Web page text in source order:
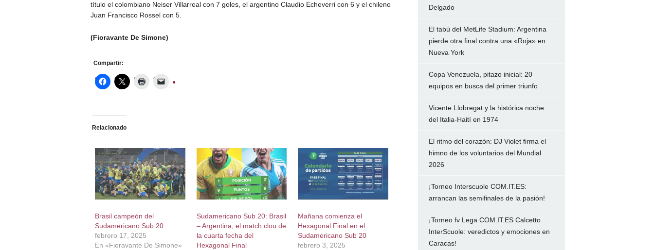
título el colombiano Neiser Villarreal con 7 goles, el argentino Claudio Echeverri con 6 y el chileno
Juan Francisco Rossel con 5.
(Fioravante De Simone)
Compartir:
Relacionado
Brasil campeón del
Sudamericano Sub 20
febrero 17, 2025
En «Fioravante De Simone»
Sudamericano Sub 20: Brasil
– Argentina, el match clou de
la cuarta fecha del
Hexagonal Final
Mañana comienza el
Hexagonal Final en el
Sudamericano Sub 20
febrero 3, 2025
Delgado
El tabú del MetLife Stadium: Argentina
pierde otra final contra una «Roja» en
Nueva York
Copa Venezuela, pitazo inicial: 20
equipos en busca del primer triunfo
Vicente Llobregat y la histórica noche
del Italia-Haití en 1974
El ritmo del corazón: DJ Violet firma el
himno de los voluntarios del Mundial
2026
¡Torneo Interscuole COM.IT.ES:
arrancan las semifinales de la pasión!
¡Torneo fv Lega COM.IT.ES Calcetto
InterScuole: veredictos y emociones en
Caracas!